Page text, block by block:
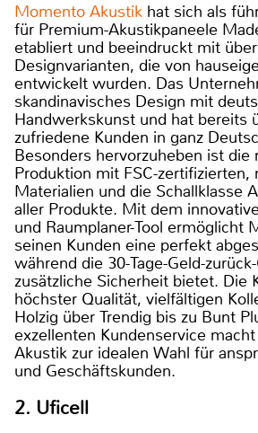
Momento Akustik hat sich als
für Premium-Akustikpaneele
etabliert und beeindruckt mit
Designvarianten, die von
entwickelt wurden. Das
skandinavisches Design mit
Handwerkskunst und hat bereits
zufriedene Kunden in ganz
Besonders hervorzuheben ist die
Produktion mit FSC-zertifizierten,
Materialien und die Schallklasse
aller Produkte. Mit dem
und Raumplaner-Tool ermöglicht
seinen Kunden eine perfekt
während die 30-Tage-Geld-
zusätzliche Sicherheit bietet. Die
höchster Qualität, vielfältigen
Holzig über Trendig bis zu Bunt
exzellenten Kundenservice
Akustik zur idealen Wahl für
und Geschäftskunden.
2. Uficell